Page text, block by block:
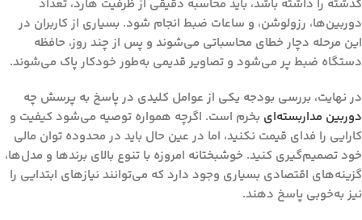
گذشته را داشته باشد، باید محاسبه دقیقی از ظرفیت هارد، تعداد
دوربین‌ها، رزولوشن، و ساعات ضبط انجام شود. بسیاری از کاربران در
این مرحله دچار خطای محاسباتی می‌شوند و پس از چند روز، حافظه
دستگاه ضبط پر می‌شود و تصاویر قدیمی به‌طور خودکار پاک می‌شوند.
در نهایت، بررسی بودجه یکی از عوامل کلیدی در پاسخ به پرسش چه
دوربین مداربسته‌ای بخرم است. اگرچه همواره توصیه می‌شود کیفیت و
کارایی را فدای قیمت نکنید، اما در عین حال باید در محدوده توان مالی
خود تصمیم‌گیری کنید. خوشبختانه امروزه با تنوع بالای برندها و مدل‌ها،
گزینه‌های اقتصادی بسیاری وجود دارد که می‌توانند نیازهای ابتدایی را
نیز به‌خوبی پاسخ دهند.